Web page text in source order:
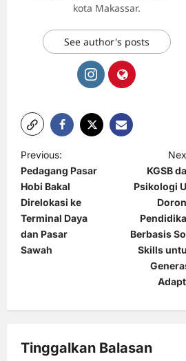
kota Makassar.
See author's posts
P
o
s
t
n
i
a
Previous:
Pedagang Pasar
Hobi Bakal
Direlokasi ke
Terminal Daya
dan Pasar
Sawah
KGSB
Psikologi
Berbasis
Skills
Tinggalkan Balasan